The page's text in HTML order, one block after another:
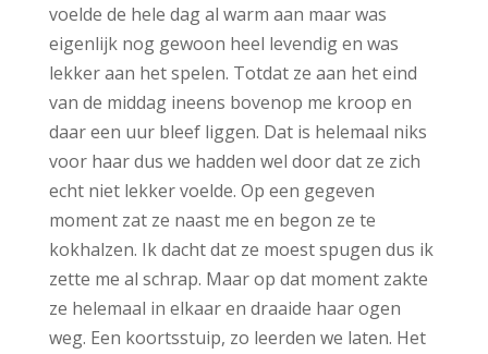
voelde de hele dag al warm aan maar was
eigenlijk nog gewoon heel levendig en was
lekker aan het spelen. Totdat ze aan het eind
van de middag ineens bovenop me kroop en
daar een uur bleef liggen. Dat is helemaal niks
voor haar dus we hadden wel door dat ze zich
echt niet lekker voelde. Op een gegeven
moment zat ze naast me en begon ze te
kokhalzen. Ik dacht dat ze moest spugen dus ik
zette me al schrap. Maar op dat moment zakte
ze helemaal in elkaar en draaide haar ogen
weg. Een koortsstuip, zo leerden we laten. Het